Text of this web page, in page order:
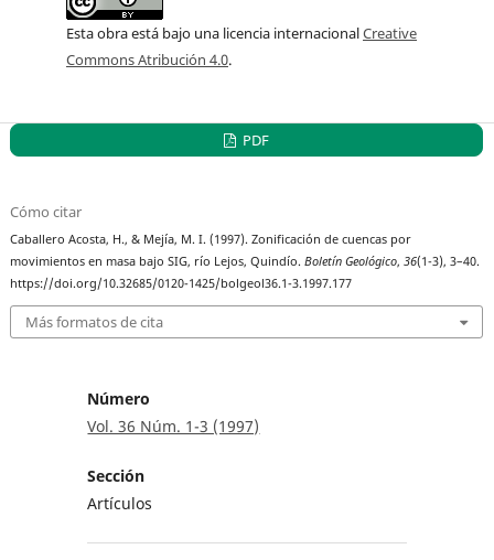
Esta obra está bajo una licencia internacionalCreative
Commons Atribución 4.0.
PDF
Cómo citar
Caballero Acosta, H., & Mejía, M. I. (1997). Zonificación de cuencas por
movimientos en masa bajo SIG, río Lejos, Quindío.Boletín Geológico,36(1-3), 3–40.
https://doi.org/10.32685/0120-1425/bolgeol36.1-3.1997.177
Más formatos de cita
Número
Vol. 36 Núm. 1-3 (1997)
Sección
Artículos